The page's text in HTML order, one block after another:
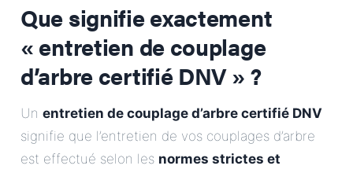
Adresse
Message
Que signifie exactement
« entretien de couplage
d’arbre certifié DNV » ?
Un entretien de couplage d’arbre certifié DNV
signifie que l’entretien de vos couplages d’arbre
est effectué selon les normes strictes et